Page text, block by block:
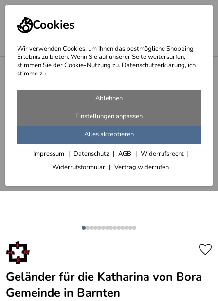
Cookies
Wir verwenden Cookies, um Ihnen das bestmögliche Shopping-
Erlebnis zu bieten. Wenn Sie auf unserer Seite weitersurfen,
stimmen Sie der Cookie-Nutzung zu. Datenschutzerklärung, ich
stimme zu.
Ablehnen
Einstellungen anpassen
Alles akzeptieren
Impressum Datenschutz AGB
Widerrufsrecht
Widerrufsformular
Vertrag widerrufen
Absturzsicherung aus Rohstahl
Geländer für die Katharina von Bora
Gemeinde in Barnten